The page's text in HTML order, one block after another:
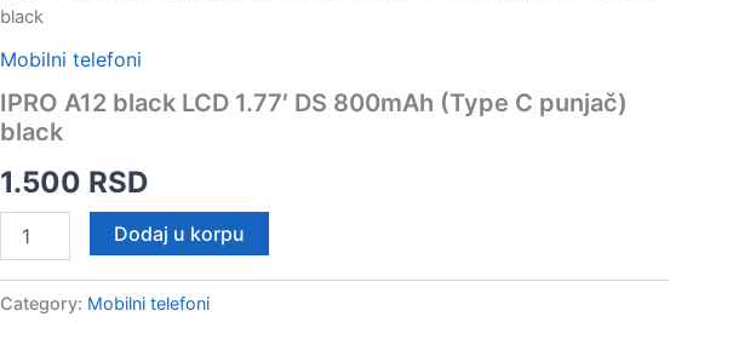
black
Mobilni telefoni
IPRO A12 black LCD 1.77′ DS 800mAh (Type C punjač)
black
1.500 RSD
A12
LCD
Dodaj u korpu
Category: Mobilni telefoni